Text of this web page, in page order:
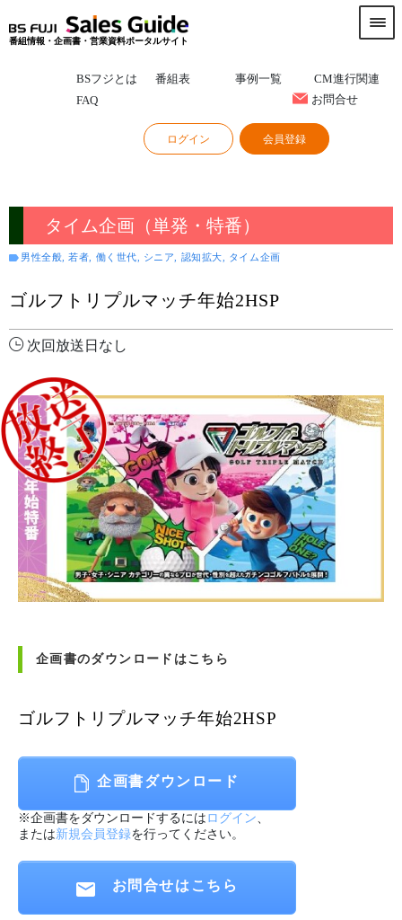
番組情報・企画書・営業資料ポータルサイト
BSフジとは 番組表 事例一覧
CM進行関連
FAQ
お問合せ
ログイン 会員登録
タイム企画（単発・特番）
男性全般, 若者, 働く世代, シニア, 認知拡大, タイム企画
ゴルフトリプルマッチ年始2HSP
次回放送日なし
企画書のダウンロードはこちら
ゴルフトリプルマッチ年始2HSP
企画書ダウンロード
※企画書をダウンロードするには ログイン
または新規会員登録を行ってください。
お問合せはこちら